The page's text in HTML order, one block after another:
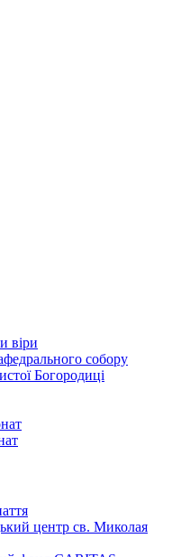
віри
собору
Богородиці
центр св. Миколая